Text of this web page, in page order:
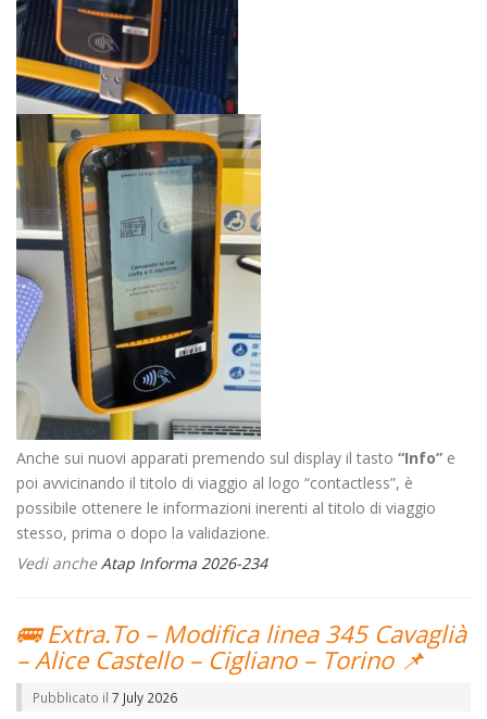
Anche sui nuovi apparati premendo sul display il tasto “Info” e
poi avvicinando il titolo di viaggio al logo “contactless”, è
possibile ottenere le informazioni inerenti al titolo di viaggio
stesso, prima o dopo la validazione.
Vedi ancheAtap Informa 2026-234
🚌 Extra.To – Modifica linea 345 Cavaglià
– Alice Castello – Cigliano – Torino 📌
Pubblicato il 7 July 2026